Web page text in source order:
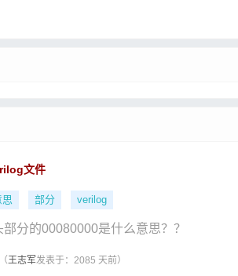
文件
思 部分 verilog
分的00080000是什么意思？？
王志军发表于：2085 天前）